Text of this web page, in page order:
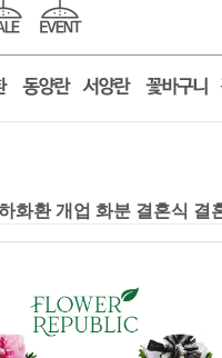
화환 개업 화분 결혼식